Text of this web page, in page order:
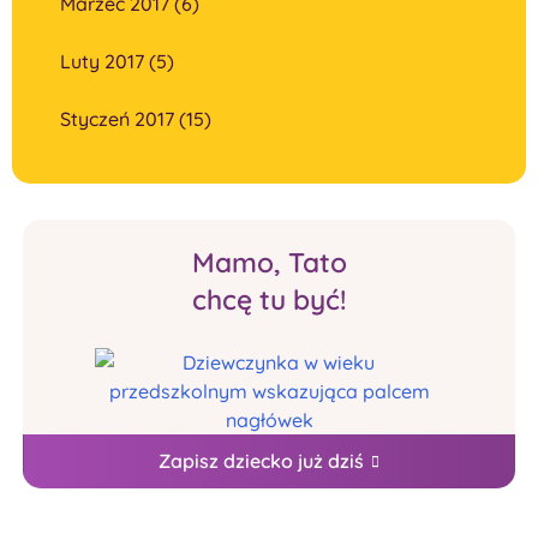
Luty 2017 (5)
Styczeń 2017 (15)
Mamo, Tato
chcę tu być!
Zapisz dziecko już dziś